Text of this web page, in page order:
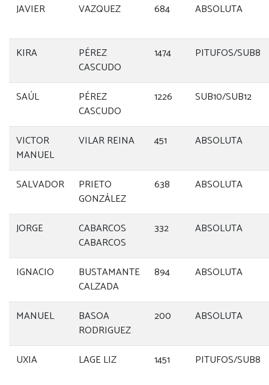
JAVIER VAZQUEZ 684 ABSOLUTA
KIRA
PÉREZ
CASCUDO
1474 PITUFOS/SUB8
SAÚL
PÉREZ
CASCUDO
1226 SUB10/SUB12
VICTOR
MANUEL
VILAR REINA 451 ABSOLUTA
SALVADOR
PRIETO
GONZÁLEZ
638 ABSOLUTA
JORGE
CABARCOS
CABARCOS
332 ABSOLUTA
IGNACIO
BUSTAMANTE
CALZADA
894 ABSOLUTA
MANUEL
BASOA
RODRIGUEZ
200 ABSOLUTA
UXIA LAGE LIZ 1451 PITUFOS/SUB8